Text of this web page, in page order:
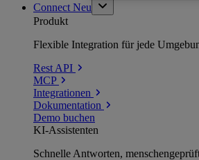
Connect Neu
Produkt
Flexible Integration für jede
Rest API
MCP
Integrationen
Dokumentation
Demo buchen
KI-Assistenten
Schnelle Antworten,